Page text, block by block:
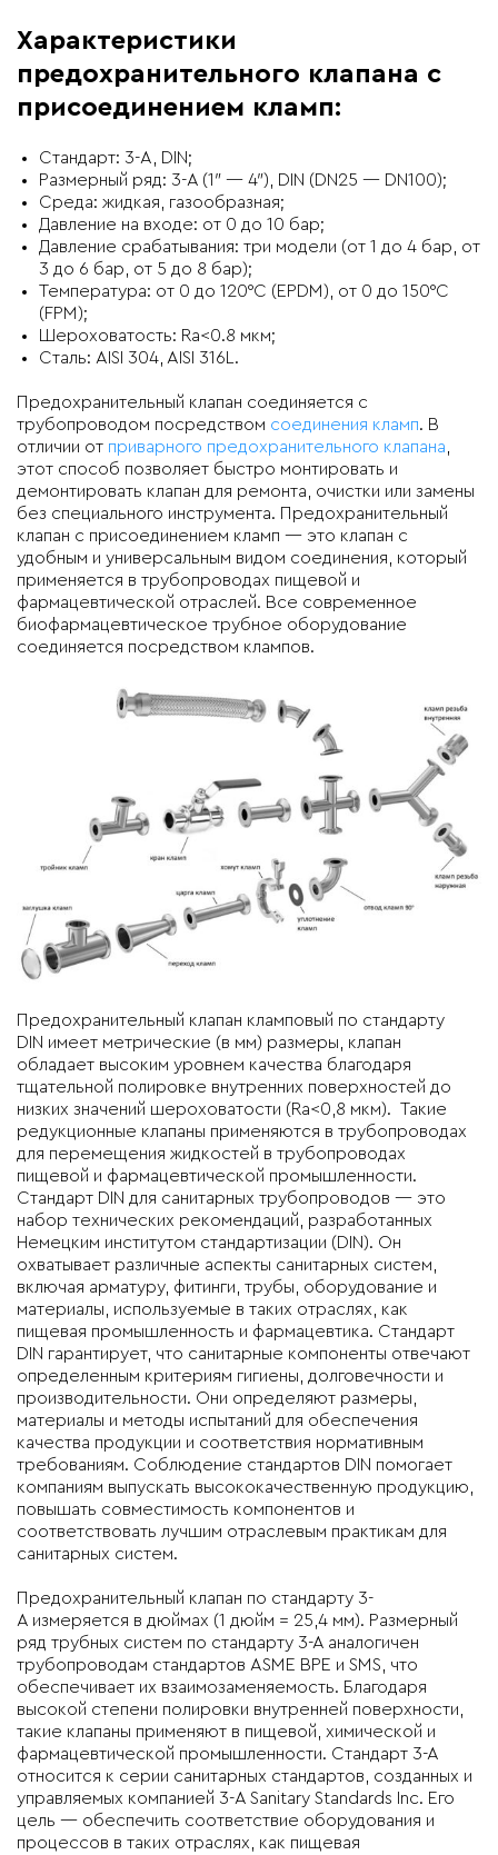
Характеристики
предохранительного клапана с
присоединением кламп:
Стандарт: 3-A, DIN;
Размерный ряд: 3-A (1″ — 4″), DIN (DN25 — DN100);
Среда: жидкая, газообразная;
Давление на входе: от 0 до 10 бар;
Давление срабатывания: три модели (от 1 до 4 бар, от
3 до 6 бар, от 5 до 8 бар);
Температура: от 0 до 120°C (EPDM), от 0 до 150°C
(FPM);
Шероховатость: Ra<0.8 мкм;
Сталь: AISI 304, AISI 316L.
Предохранительный клапан соединяется с
трубопроводом посредством соединения кламп. В
отличии от приварного предохранительного клапана
этот способ позволяет быстро монтировать и
демонтировать клапан для ремонта, очистки или замены
без специального инструмента. Предохранительный
клапан с присоединением кламп — это клапан с
удобным и универсальным видом соединения, который
применяется в трубопроводах пищевой и
фармацевтической отраслей. Все современное
биофармацевтическое трубное оборудование
соединяется посредством клампов.
Предохранительный клапан кламповый по стандарту
DIN имеет метрические (в мм) размеры, клапан
обладает высоким уровнем качества благодаря
тщательной полировке внутренних поверхностей до
низких значений шероховатости (Ra<0,8 мкм). Такие
редукционные клапаны применяются в трубопроводах
для перемещения жидкостей в трубопроводах
пищевой и фармацевтической промышленности.
Стандарт DIN для санитарных трубопроводов — это
набор технических рекомендаций, разработанных
Немецким институтом стандартизации (DIN). Он
охватывает различные аспекты санитарных систем,
включая арматуру, фитинги, трубы, оборудование и
материалы, используемые в таких отраслях, как
пищевая промышленность и фармацевтика. Стандарт
DIN гарантирует, что санитарные компоненты отвечают
определенным критериям гигиены, долговечности и
производительности. Они определяют размеры,
материалы и методы испытаний для обеспечения
качества продукции и соответствия нормативным
требованиям. Соблюдение стандартов DIN помогает
компаниям выпускать высококачественную продукцию,
повышать совместимость компонентов и
соответствовать лучшим отраслевым практикам для
санитарных систем.
Предохранительный клапан по стандарту 3-
A измеряется в дюймах (1 дюйм = 25,4 мм). Размерный
ряд трубных систем по стандарту 3-А аналогичен
трубопроводам стандартов ASME BPE и SMS, что
обеспечивает их взаимозаменяемость. Благодаря
высокой степени полировки внутренней поверхности,
такие клапаны применяют в пищевой, химической и
фармацевтической промышленности. Стандарт 3-А
относится к серии санитарных стандартов, созданных и
управляемых компанией 3-A Sanitary Standards Inc. Его
цель — обеспечить соответствие оборудования и
процессов в таких отраслях, как пищевая